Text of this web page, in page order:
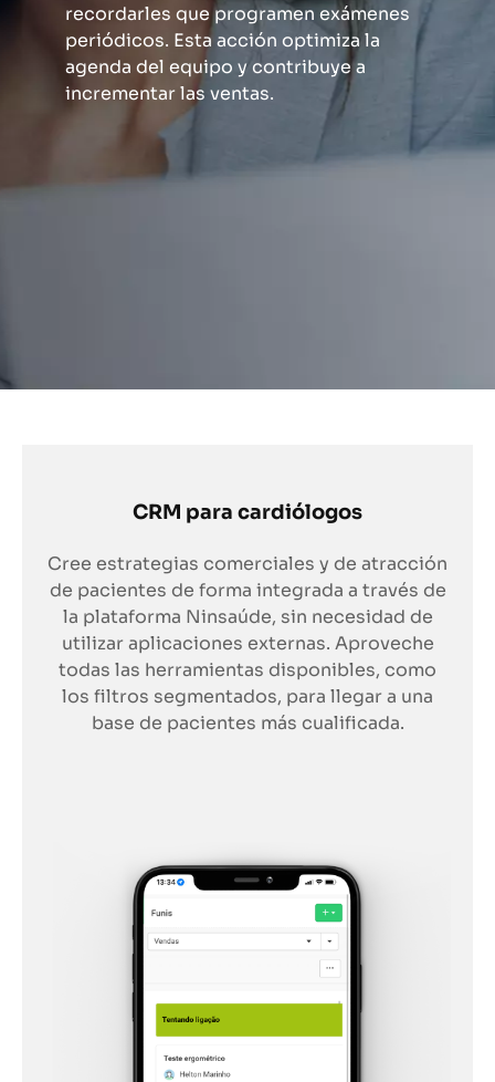
recordarles que programen exámenes
periódicos. Esta acción optimiza la
agenda del equipo y contribuye a
incrementar las ventas.
CRM para cardiólogos
Cree estrategias comerciales y de atracción
de pacientes de forma integrada a través de
la plataforma Ninsaúde, sin necesidad de
utilizar aplicaciones externas. Aproveche
todas las herramientas disponibles, como
los filtros segmentados, para llegar a una
base de pacientes más cualificada.